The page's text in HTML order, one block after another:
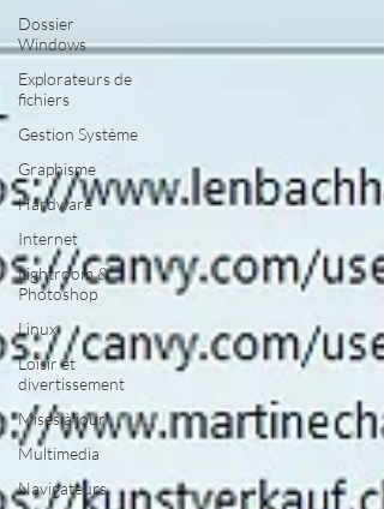
Dossier
Windows
Explorateurs de
fichiers
Gestion Système
Graphisme
Hardware
Internet
Lightroom &
Photoshop
Linux
Loisir et
divertissement
Mises à jour
Multimedia
Navigateurs